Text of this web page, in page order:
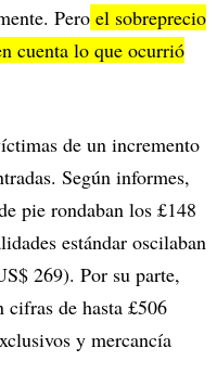
Pero el sobreprecio
cuenta lo que ocurrió
de un incremento
Según informes,
pie rondaban los £148
estándar oscilaban
269). Por su parte,
cifras de hasta £506
y mercancía